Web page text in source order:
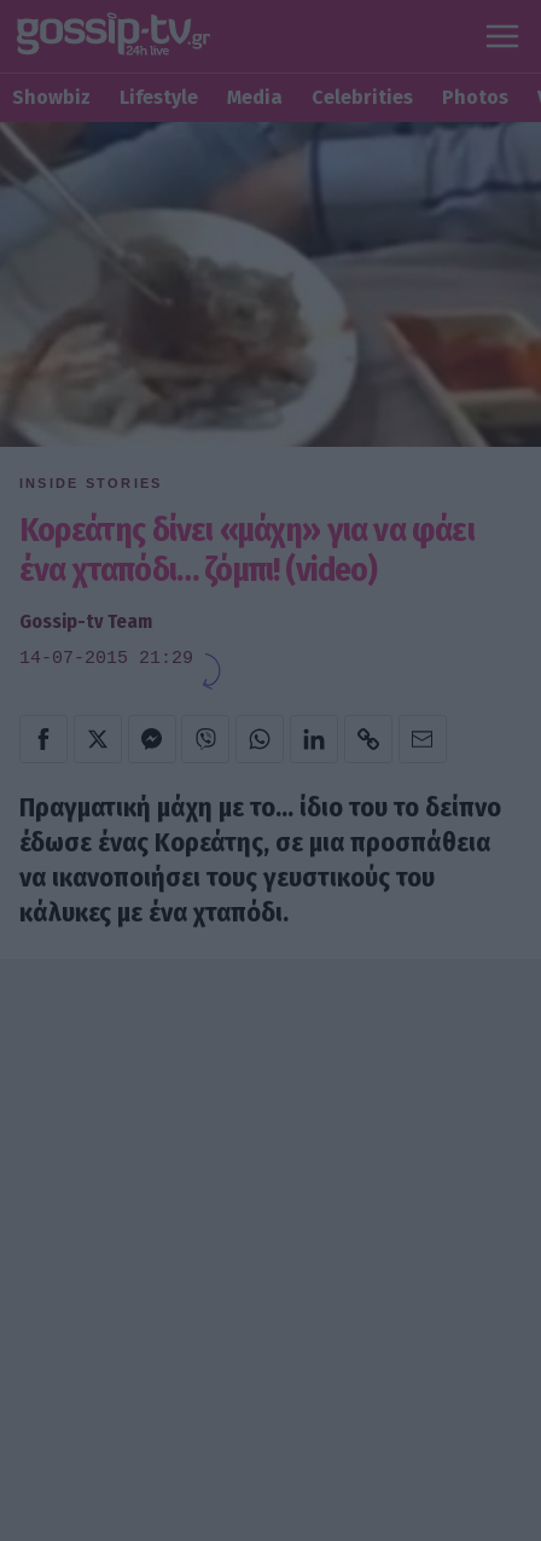
Showbiz Lifestyle Media Celebrities Photos
INSIDE STORIES
Κορεάτης δίνει «μάχη» για να φάει
ένα χταπόδι… ζόμπι! (video)
Gossip-tv Team
14-07-2015 21:29
Πραγματική μάχη με το... ίδιο του το δείπνο
έδωσε ένας Κορεάτης, σε μια προσπάθεια
να ικανοποιήσει τους γευστικούς του
κάλυκες με ένα χταπόδι.